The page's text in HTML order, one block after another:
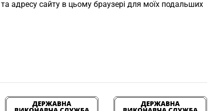
адресу сайту в цьому браузері для моїх подальших